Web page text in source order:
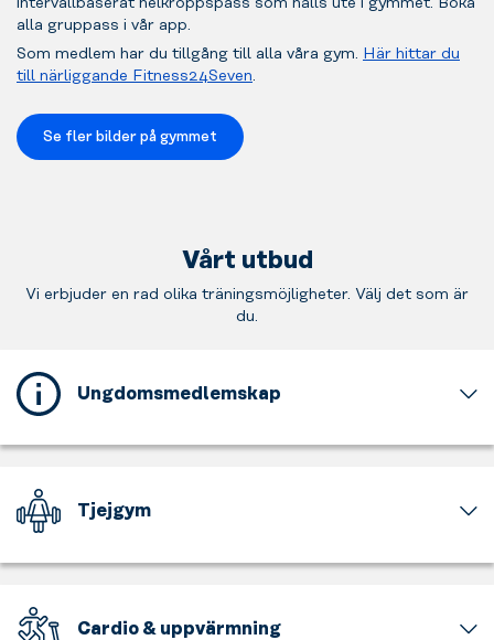
alla gruppass i vår app.
Som medlem har du tillgång till alla våra gym. Här hittar du
till närliggande Fitness24Seven.
Se fler bilder på gymmet
Vårt utbud
Vi erbjuder en rad olika träningsmöjligheter. Välj det som är
du.
Ungdomsmedlemskap
gym
ett
ungdomsmedlemskap
dig
är
mellan
Tjejgym
del
gymmet
Cardio & uppvärmning